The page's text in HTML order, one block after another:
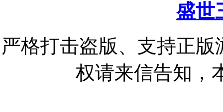
盛世
严格打击盗版、支持正
权请来信告知，